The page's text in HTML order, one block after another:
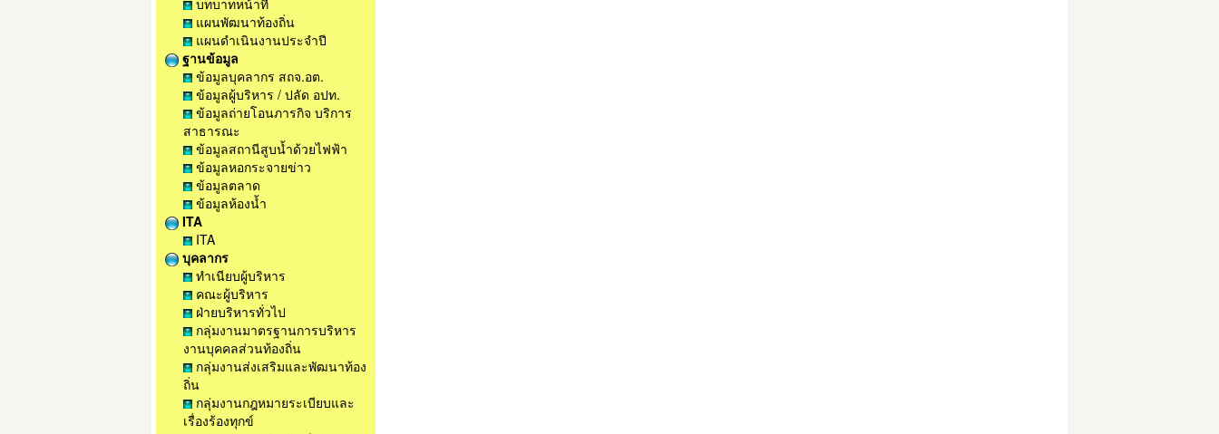
บทบาทหน้าที่
แผนพัฒนาท้องถิ่น
แผนดำเนินงานประจำปี
ฐานข้อมูล
ข้อมูลบุคลากร สถจ.อต.
ข้อมูลผู้บริหาร / ปลัด อปท.
ข้อมูลถ่ายโอนภารกิจ บริการ
สาธารณะ
ข้อมูลสถานีสูบน้ำด้วยไฟฟ้า
ข้อมูลหอกระจายข่าว
ข้อมูลตลาด
ข้อมูลห้องน้ำ
ITA
ITA
บุคลากร
ทำเนียบผู้บริหาร
คณะผู้บริหาร
ฝ่ายบริหารทั่วไป
กลุ่มงานมาตรฐานการบริหาร
งานบุคคลส่วนท้องถิ่น
กลุ่มงานส่งเสริมและพัฒนาท้อง
ถิ่น
กลุ่มงานกฎหมายระเบียบและ
เรื่องร้องทุกข์